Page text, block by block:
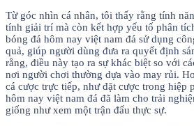
Từ góc nhìn cá nhân, tôi thấy rằng tính
tính giải trí mà còn kết hợp yếu tố phân
bóng đá hôm nay việt nam đá sử dụng
quả, giúp người dùng đưa ra quyết định
rằng, điều này tạo ra sự khác biệt so với
nơi người chơi thường dựa vào may rủi.
cá cược trực tiếp, như đặt cược trong hiệp
hôm nay việt nam đá đã làm cho trải
giống như xem một trận đấu thực sự.